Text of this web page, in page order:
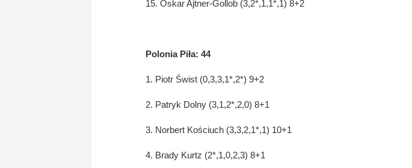
15. Oskar Ajtner-Gollob (3,2*,1,1*,1) 8+2
Polonia Piła: 44
1. Piotr Świst (0,3,3,1*,2*) 9+2
2. Patryk Dolny (3,1,2*,2,0) 8+1
3. Norbert Kościuch (3,3,2,1*,1) 10+1
4. Brady Kurtz (2*,1,0,2,3) 8+1